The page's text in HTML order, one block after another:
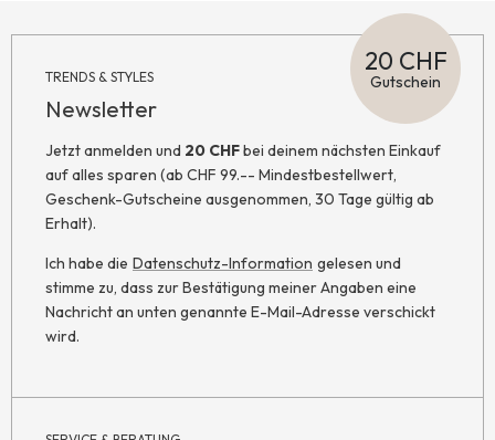
TRENDS & STYLES
Newsletter
20 CHF
Gutschein
Jetzt anmelden und 20 CHFbei deinem nächsten Einkauf
auf alles sparen (ab CHF 99.-- Mindestbestellwert,
Geschenk-Gutscheine ausgenommen, 30 Tage gültig ab
Erhalt).
Ich habe die Datenschutz-Information gelesen und
stimme zu, dass zur Bestätigung meiner Angaben eine
Nachricht an unten genannte E-Mail-Adresse verschickt
wird.